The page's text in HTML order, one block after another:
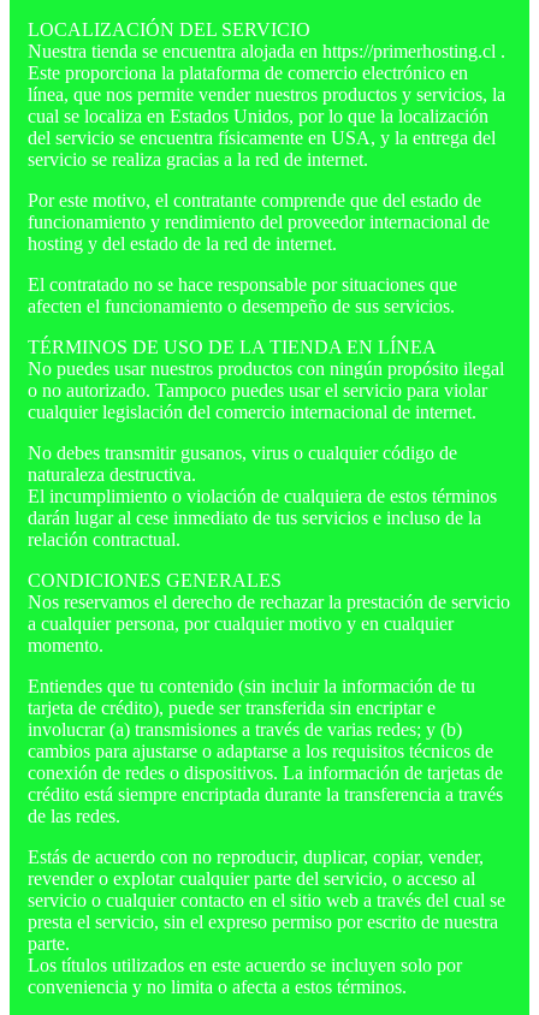
LOCALIZACIÓN DEL SERVICIO
Nuestra tienda se encuentra alojada en https://primerhosting.cl .
Este proporciona la plataforma de comercio electrónico en
línea, que nos permite vender nuestros productos y servicios, la
cual se localiza en Estados Unidos, por lo que la localización
del servicio se encuentra físicamente en USA, y la entrega del
servicio se realiza gracias a la red de internet.
Por este motivo, el contratante comprende que del estado de
funcionamiento y rendimiento del proveedor internacional de
hosting y del estado de la red de internet.
El contratado no se hace responsable por situaciones que
afecten el funcionamiento o desempeño de sus servicios.
TÉRMINOS DE USO DE LA TIENDA EN LÍNEA
No puedes usar nuestros productos con ningún propósito ilegal
o no autorizado. Tampoco puedes usar el servicio para violar
cualquier legislación del comercio internacional de internet.
No debes transmitir gusanos, virus o cualquier código de
naturaleza destructiva.
El incumplimiento o violación de cualquiera de estos términos
darán lugar al cese inmediato de tus servicios e incluso de la
relación contractual.
CONDICIONES GENERALES
Nos reservamos el derecho de rechazar la prestación de servicio
a cualquier persona, por cualquier motivo y en cualquier
momento.
Entiendes que tu contenido (sin incluir la información de tu
tarjeta de crédito), puede ser transferida sin encriptar e
involucrar (a) transmisiones a través de varias redes; y (b)
cambios para ajustarse o adaptarse a los requisitos técnicos de
conexión de redes o dispositivos. La información de tarjetas de
crédito está siempre encriptada durante la transferencia a través
de las redes.
Estás de acuerdo con no reproducir, duplicar, copiar, vender,
revender o explotar cualquier parte del servicio, o acceso al
servicio o cualquier contacto en el sitio web a través del cual se
presta el servicio, sin el expreso permiso por escrito de nuestra
parte.
Los títulos utilizados en este acuerdo se incluyen solo por
conveniencia y no limita o afecta a estos términos.